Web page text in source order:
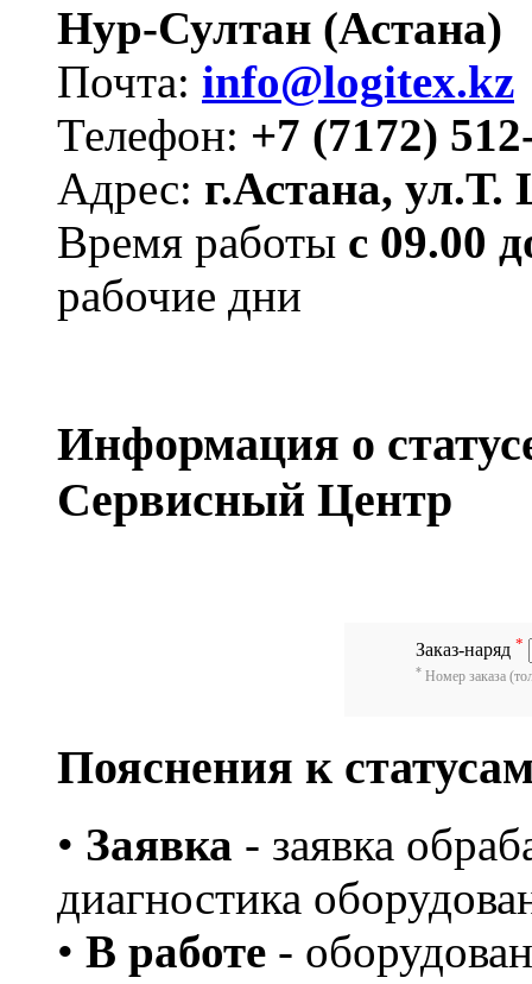
Нур-Султан (Астана)
Почта: info@logitex.kz
Телефон: +7 (7172)
Адрес: г.Астана,
Время работы с 09.00
рабочие дни
Информация о
Сервисный Центр
Заказ-наряд *
* Номер заказа
Пояснения к
• Заявка - заявка
диагностика
• В работе -